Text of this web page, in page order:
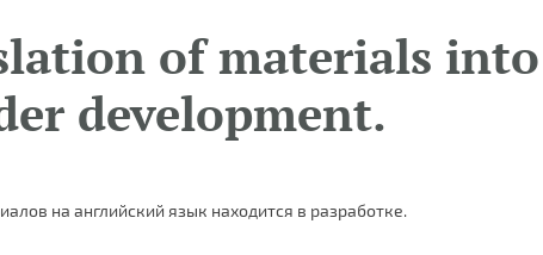
of materials
development.
на английский язык находится в разработке.